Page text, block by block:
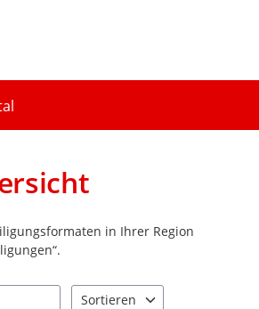
in Ihrer Region
Sortieren